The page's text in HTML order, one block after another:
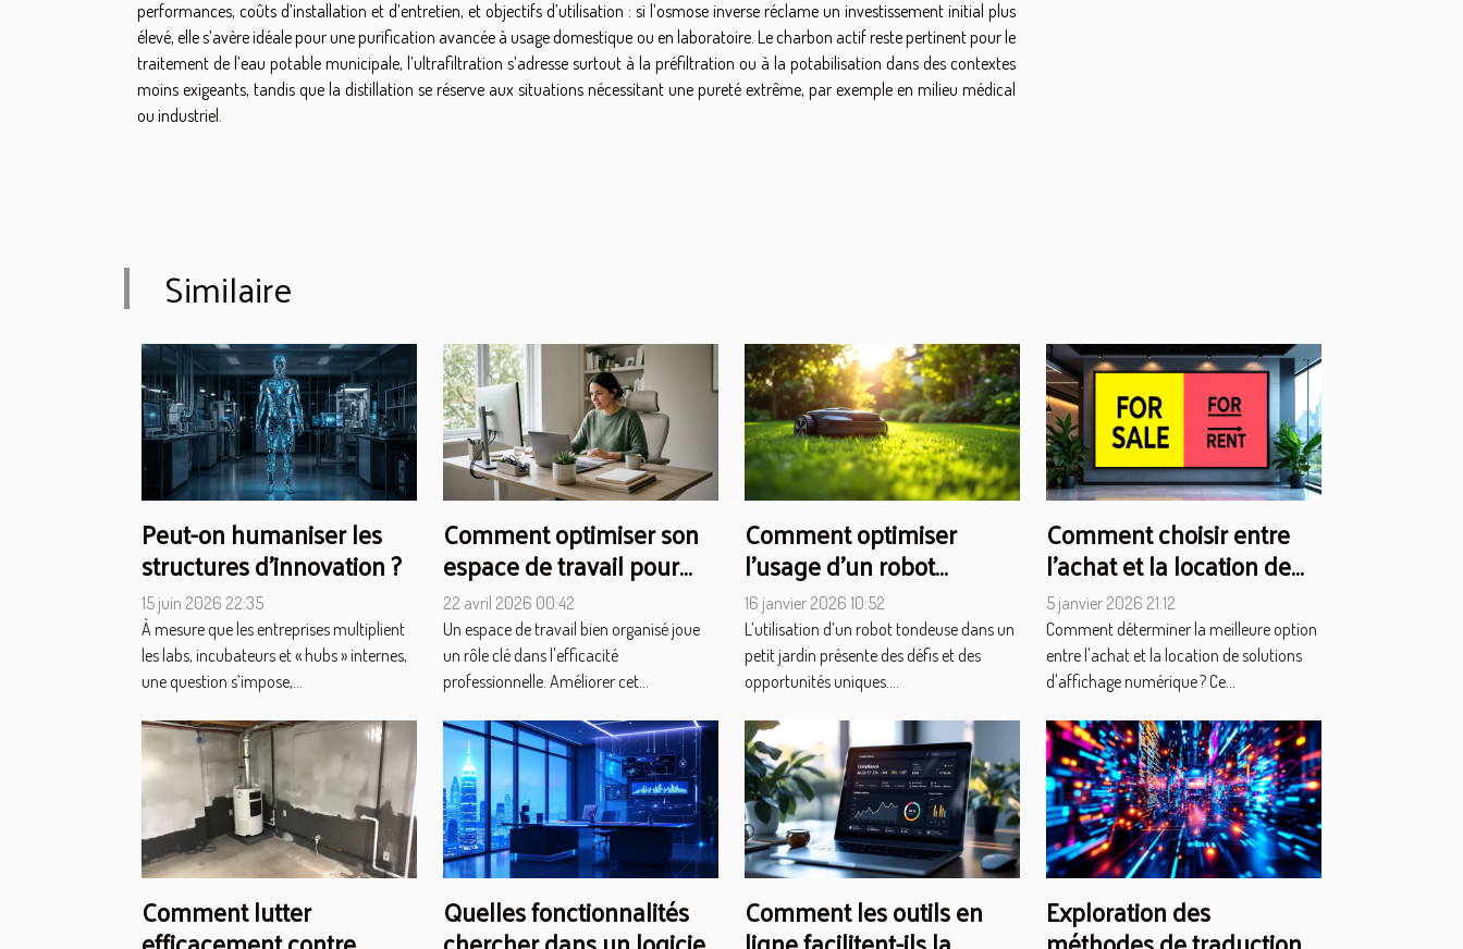
performances, coûts d’installation et d’entretien, et objectifs d’utilisation : si l’osmose inverse réclame un investissement initial plus
élevé, elle s’avère idéale pour une purification avancée à usage domestique ou en laboratoire. Le charbon actif reste pertinent pour le
traitement de l’eau potable municipale, l’ultrafiltration s’adresse surtout à la préfiltration ou à la potabilisation dans des contextes
moins exigeants, tandis que la distillation se réserve aux situations nécessitant une pureté extrême, par exemple en milieu médical
ou industriel.
Similaire
Peut-on humaniser les
structures d’innovation ?
15 juin 2026 22:35
À mesure que les entreprises multiplient
les labs, incubateurs et « hubs » internes,
une question s’impose,...
Comment optimiser son
espace de travail pour
booster sa productivité ?
22 avril 2026 00:42
Un espace de travail bien organisé joue
un rôle clé dans l'efficacité
professionnelle. Améliorer cet...
Comment optimiser
l'usage d'un robot
tondeuse pour petits
jardins ?
16 janvier 2026 10:52
L’utilisation d’un robot tondeuse dans un
petit jardin présente des défis et des
opportunités uniques....
Comment choisir entre
l'achat et la location de
solutions d'affichage
numérique ?
5 janvier 2026 21:12
Comment déterminer la meilleure option
entre l'achat et la location de solutions
d'affichage numérique ? Ce...
Comment lutter Quelles fonctionnalités Comment les outils en Exploration des